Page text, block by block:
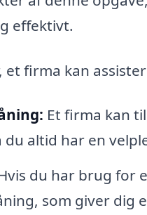
effektivt.
et firma kan
Et firma kan
du altid har en
du har brug for
som giver